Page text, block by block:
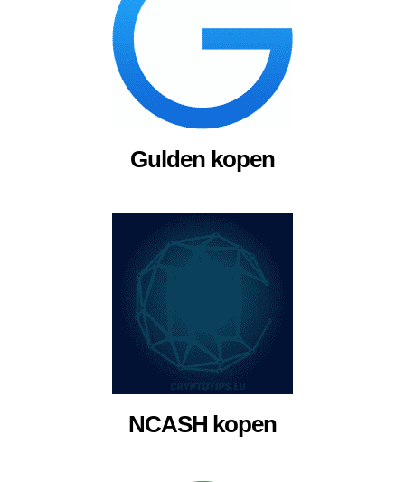
Gulden kopen
NCASH kopen